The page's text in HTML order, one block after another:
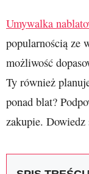
Umywalka
popularnością ze
możliwość
Ty również
ponad blat?
zakupie.